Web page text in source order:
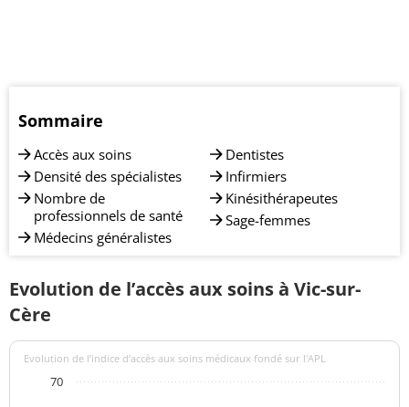
Sommaire
Accès aux soins
Densité des spécialistes
Nombre de
professionnels de santé
Médecins généralistes
Dentistes
Infirmiers
Kinésithérapeutes
Sage-femmes
Evolution de l’accès aux soins à Vic-sur-
Cère
Evolution de l’indice d’accès aux soins médicaux fondé sur l'APL
70